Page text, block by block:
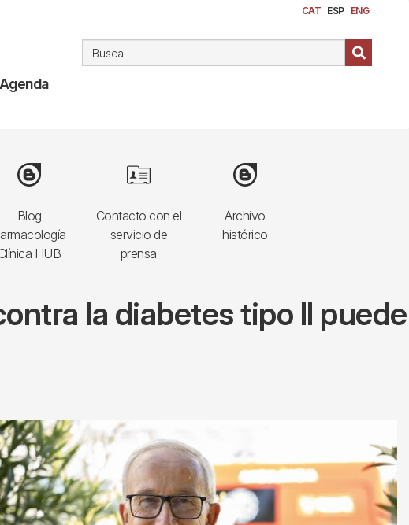
CAT ESP ENG
Agenda
Blog
HUB
Image
Contacto con el
servicio de
prensa
Image
Archivo
histórico
Image
la diabetes tipo II puede